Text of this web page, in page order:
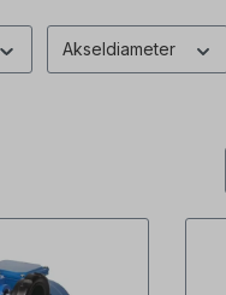
Akseldiameter